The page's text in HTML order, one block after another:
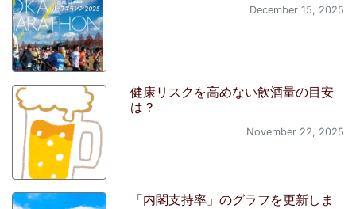
December 15, 2025
健康リスクを高めない飲酒量の目安
は？
November 22, 2025
「内閣支持率」のグラフを更新しま